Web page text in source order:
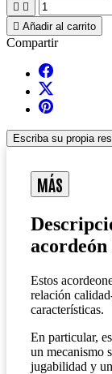
 
 Añadir al carrito
Compartir
Escriba su propia
MÁS
Estos
relación
características.
En particular,
un mecanismo
jugabilidad y